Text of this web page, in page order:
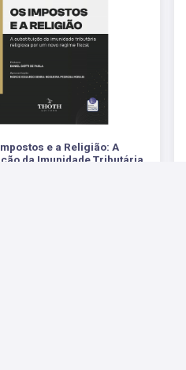
e a Religião: A
da Imunidade Tributária